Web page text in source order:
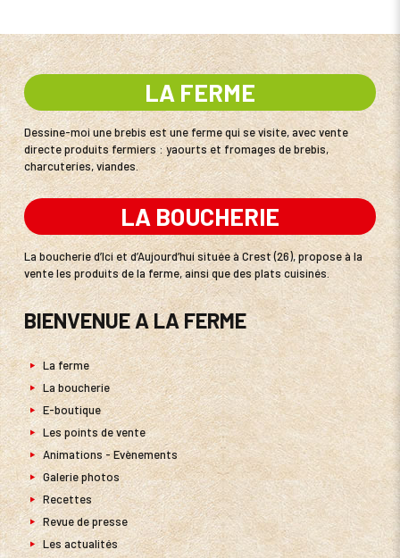
LA FERME
Dessine-moi une brebis est une ferme qui se visite, avec vente
directe produits fermiers : yaourts et fromages de brebis,
charcuteries, viandes.
LA BOUCHERIE
La boucherie d’Ici et d’Aujourd’hui située à Crest (26), propose à la
vente les produits de la ferme, ainsi que des plats cuisinés.
BIENVENUE A LA FERME
La ferme
La boucherie
E-boutique
Les points de vente
Animations - Evènements
Galerie photos
Recettes
Revue de presse
Les actualités